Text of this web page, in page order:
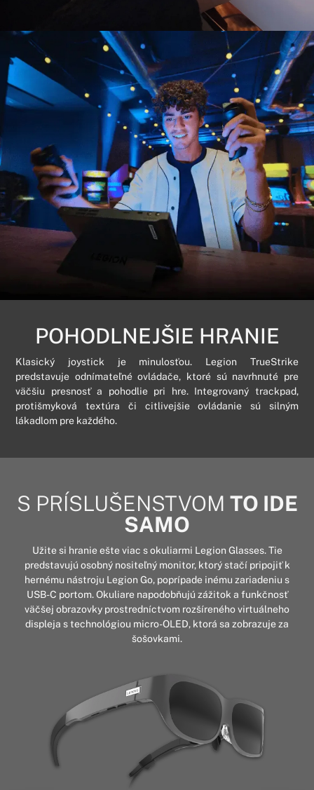
POHODLNEJŠIE HRANIE
Klasický joystick je minulosťou. Legion TrueStrike
predstavuje odnímateľné ovládače, ktoré sú navrhnuté pre
väčšiu presnosť a pohodlie pri hre. Integrovaný trackpad,
protišmyková textúra či citlivejšie ovládanie sú silným
lákadlom pre každého.
S PRÍSLUŠENSTVOM TO IDE
SAMO
Užite si hranie ešte viac s okuliarmi Legion Glasses. Tie
predstavujú osobný nositeľný monitor, ktorý stačí pripojiť k
hernému nástroju Legion Go, poprípade inému zariadeniu s
USB-C portom. Okuliare napodobňujú zážitok a funkčnosť
väčšej obrazovky prostredníctvom rozšíreného virtuálneho
displeja s technológiou micro-OLED, ktorá sa zobrazuje za
šošovkami.